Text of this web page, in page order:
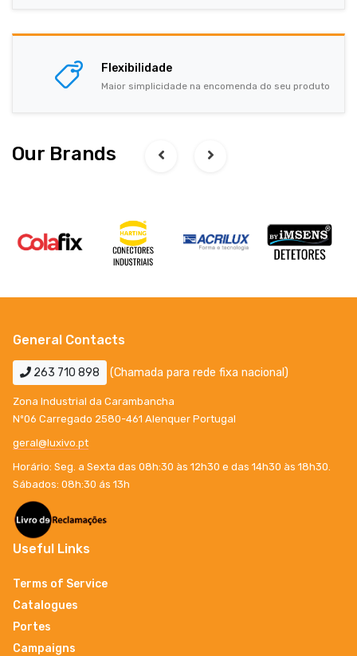
Flexibilidade
Maior simplicidade na encomenda do seu produto
Our Brands
General Contacts
263 710 898 (Chamada para rede fixa nacional)
Zona Industrial da Carambancha
Nº06 Carregado 2580-461 Alenquer Portugal
geral@luxivo.pt
Horário: Seg. a Sexta das 08h:30 às 12h30 e das 14h30 às 18h30.
Sábados: 08h:30 ás 13h
Useful Links
Terms of Service
Catalogues
Portes
Campaigns